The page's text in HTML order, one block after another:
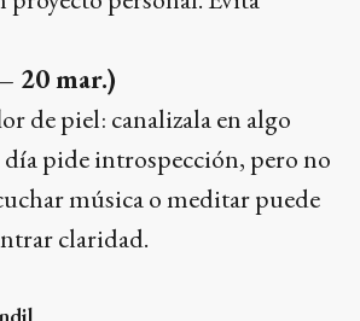
20 mar.)
de piel: canalizala en algo
pide introspección, pero no
música o meditar puede
claridad.